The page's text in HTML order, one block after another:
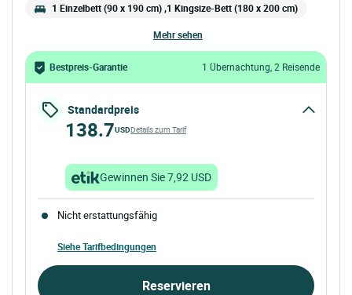
1 Einzelbett (90 x 190 cm) ,1 Kingsize-Bett (180 x 200 cm)
mehr sehen
Bestpreis-Garantie 1 Übernachtung, 2 Reisende
Standardpreis
138.7USDDetails zum Tarif
Gewinnen Sie 7,92 USD
Nicht erstattungsfähig
Siehe Tarifbedingungen
Reservieren